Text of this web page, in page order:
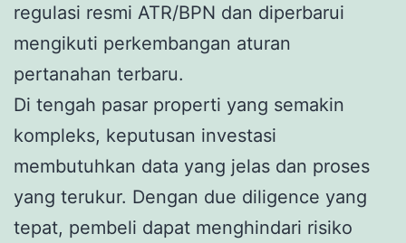
regulasi resmi ATR/BPN dan diperbarui
mengikuti perkembangan aturan
pertanahan terbaru.
Di tengah pasar properti yang semakin
kompleks, keputusan investasi
membutuhkan data yang jelas dan proses
yang terukur. Dengan due diligence yang
tepat, pembeli dapat menghindari risiko